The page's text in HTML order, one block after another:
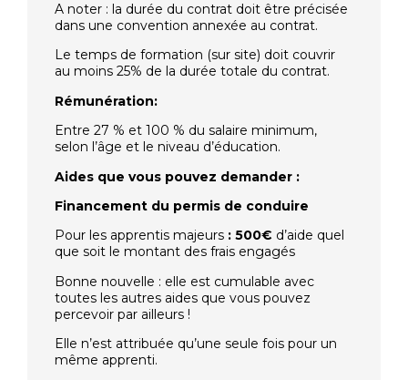
A noter : la durée du contrat doit être précisée
dans une convention annexée au contrat.
Le temps de formation (sur site) doit couvrir
au moins 25% de la durée totale du contrat.
Rémunération:
Entre 27 % et 100 % du salaire minimum,
selon l’âge et le niveau d’éducation.
Aides que vous pouvez demander :
Financement du permis de conduire
Pour les apprentis majeurs : 500€ d’aide quel
que soit le montant des frais engagés
Bonne nouvelle : elle est cumulable avec
toutes les autres aides que vous pouvez
percevoir par ailleurs !
Elle n’est attribuée qu’une seule fois pour un
même apprenti.